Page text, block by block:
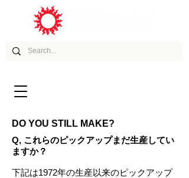
DO YOU STILL MAKE?
Q, これらのピックアップまだ生産してい
ますか？
下記は1972年の生産以来のピックアップ